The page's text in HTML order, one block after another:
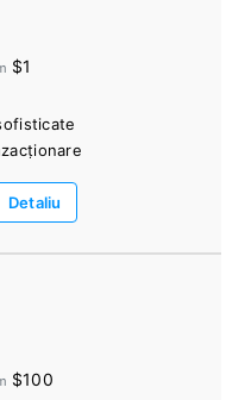
$1
cont
puternice
Detaliu
$100